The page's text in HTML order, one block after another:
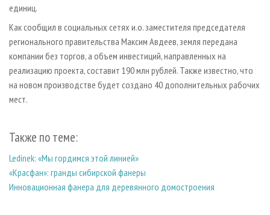
ИНСТРУМЕНТ И МАТЕРИАЛЫ
БИБЛИОТЕКА СПЕЦИАЛИСТА
единиц.
Как сообщил в социальных сетях и.о. заместителя председателя
регионального правительства Максим Авдеев, земля передана
компании без торгов, а объем инвестиций, направленных на
реализацию проекта, составит 190 млн рублей. Также известно, что
на новом производстве будет создано 40 дополнительных рабочих
мест.
Также по теме:
Ledinek: «Мы гордимся этой линией»
«Красфан»: гранды сибирской фанеры
Инновационная фанера для деревянного домостроения